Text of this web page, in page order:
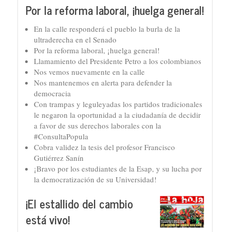
Por la reforma laboral, ¡huelga general!
En la calle responderá el pueblo la burla de la
ultraderecha en el Senado
Por la reforma laboral, ¡huelga general!
Llamamiento del Presidente Petro a los colombianos
Nos vemos nuevamente en la calle
Nos mantenemos en alerta para defender la
democracia
Con trampas y leguleyadas los partidos tradicionales
le negaron la oportunidad a la ciudadanía de decidir
a favor de sus derechos laborales con la
#ConsultaPopula
Cobra validez la tesis del profesor Francisco
Gutiérrez Sanín
¡Bravo por los estudiantes de la Esap, y su lucha por
la democratización de su Universidad!
¡El estallido del cambio
está vivo!